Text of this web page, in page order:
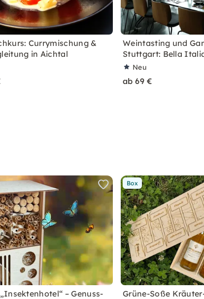
Currymischung &
in Aichtal
Weintasting und
Stuttgart: Bella
Neu
ab 69 €
– Genuss-
Box
Grüne-Soße